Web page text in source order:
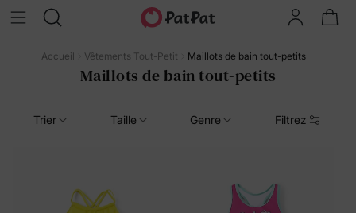
Accueil Vêtements Tout-Petit Maillots de bain tout-petits
Maillots de bain tout-petits
Trier Taille Genre Filtrez